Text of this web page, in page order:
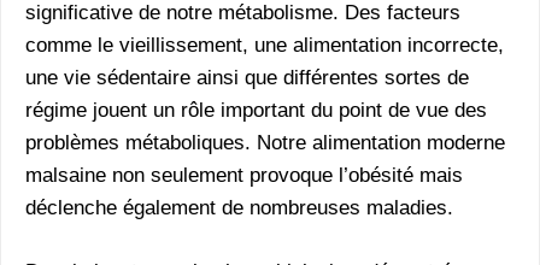
significative de notre métabolisme. Des facteurs
comme le vieillissement, une alimentation incorrecte,
une vie sédentaire ainsi que différentes sortes de
régime jouent un rôle important du point de vue des
problèmes métaboliques. Notre alimentation moderne
malsaine non seulement provoque l’obésité mais
déclenche également de nombreuses maladies.